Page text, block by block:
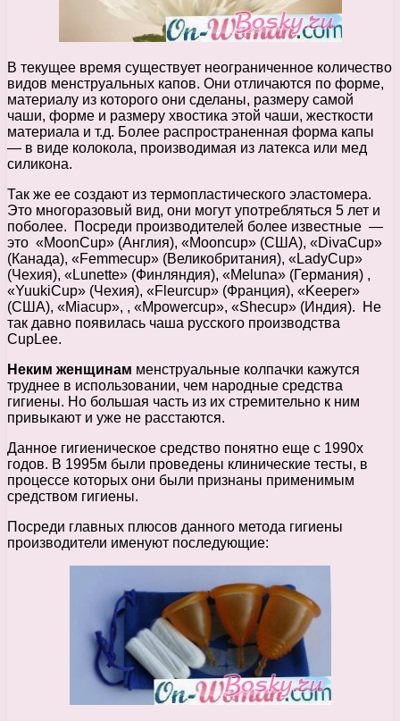
В текущее время существует неограниченное количество
видов менструальных капов. Они отличаются по форме,
материалу из которого они сделаны, размеру самой
чаши, форме и размеру хвостика этой чаши, жесткости
материала и т.д. Более распространенная форма капы
— в виде колокола, производимая из латекса или мед
силикона.
Так же ее создают из термопластического эластомера.
Это многоразовый вид, они могут употребляться 5 лет и
поболее. Посреди производителей более известные —
это «MoonCup» (Англия), «Mooncup» (США), «DivaCup»
(Канада), «Femmecup» (Великобритания), «LadyCup»
(Чехия), «Lunette» (Финляндия), «Meluna» (Германия) ,
«YuukiCup» (Чехия), «Fleurcup» (Франция), «Keeper»
(США), «Miacup», , «Mpowercup», «Shecup» (Индия). Не
так давно появилась чаша русского производства
CupLee.
Неким женщинам менструальные колпачки кажутся
труднее в использовании, чем народные средства
гигиены. Но большая часть из их стремительно к ним
привыкают и уже не расстаются.
Данное гигиеническое средство понятно еще с 1990х
годов. В 1995м были проведены клинические тесты, в
процессе которых они были признаны применимым
средством гигиены.
Посреди главных плюсов данного метода гигиены
производители именуют последующие: